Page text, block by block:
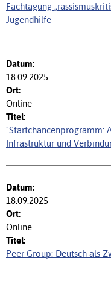
Fachtagung
Jugendhilfe
18.09.2025
Online
"Startchancenprogramm:
Infrastruktur und
18.09.2025
Online
Peer Group: Deutsch als